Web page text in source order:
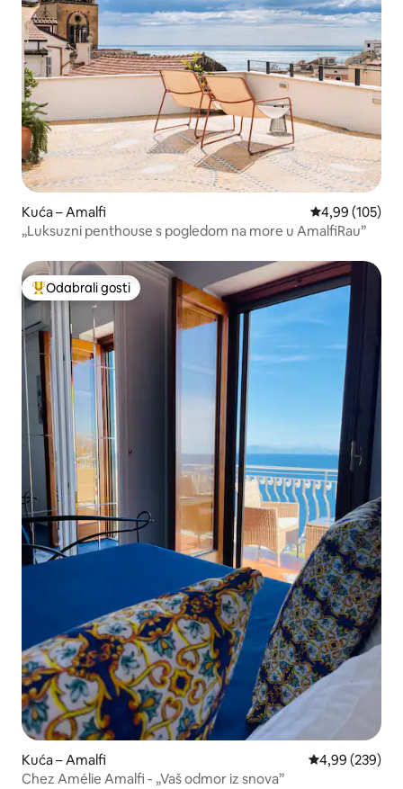
Kuća – Amalfi Prosječna
4,99 (105)
„Luksuzni penthouse s pogledom na more u AmalfiRau”
Među najviše rangiranima s oznakom „Odabrali gosti”
Odabrali gosti
Kuća – Amalfi Prosječna
4,99 (239)
Chez Amélie Amalfi - „Vaš odmor iz snova”